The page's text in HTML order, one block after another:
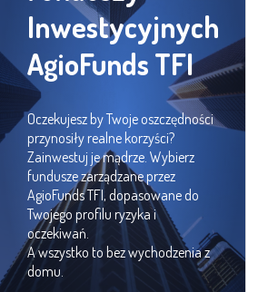
Inwestycyjnych
AgioFunds TFI
Oczekujesz by Twoje oszczędności
przynosiły realne korzyści?
Zainwestuj je mądrze. Wybierz
fundusze zarządzane przez
AgioFunds TFI, dopasowane do
Twojego profilu ryzyka i
oczekiwań.
A wszystko to bez wychodzenia z
domu.